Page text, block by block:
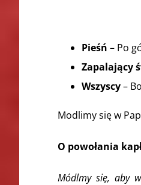
Pieśń – Po
Zapalający
Wszyscy–
Modlimy się w
O powołania
Módlmy się, aby